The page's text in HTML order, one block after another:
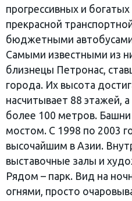
прогрессивных и
прекрасной
бюджетными
Самыми известными из
близнецы Петронас,
города. Их высота
насчитывает 88 этажей,
более 100 метров.
мостом. С 1998 по 2003
высочайшим в Азии.
выставочные залы и
Рядом – парк. Вид на
огнями, просто